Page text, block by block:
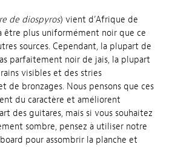
de diospyros) vient d’Afrique de
être plus uniformément noir que ce
sources. Cependant, la plupart de
parfaitement noir de jais, la plupart
visibles et des stries
de bronzages. Nous pensons que ces
du caractère et améliorent
des guitares, mais si vous souhaitez
sombre, pensez à utiliser notre
pour assombrir la planche et